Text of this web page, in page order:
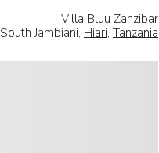
Villa Bluu Zanzibar
South Jambiani, Hiari, Tanzania